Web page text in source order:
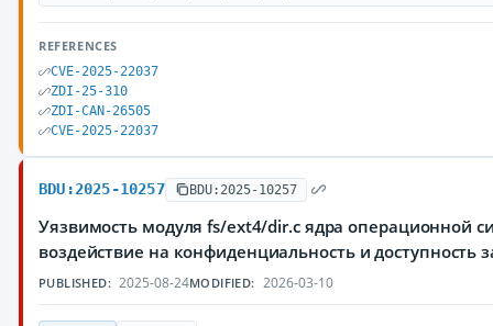
REFERENCES
CVE-2025-22037
ZDI-25-310
ZDI-CAN-26505
CVE-2025-22037
BDU:2025-10257 BDU:2025-10257
Уязвимость модуля fs/ext4/dir.c ядра операционной
воздействие на конфиденциальность и
PUBLISHED: 2025-08-24MODIFIED: 2026-03-10